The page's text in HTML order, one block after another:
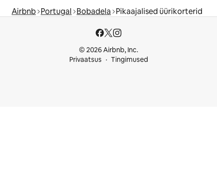
Airbnb Portugal Bobadela Pikaajalised üürikorterid
© 2026 Airbnb, Inc.
Privaatsus
Tingimused